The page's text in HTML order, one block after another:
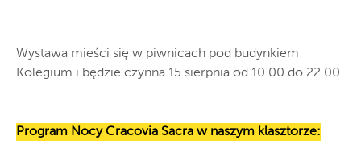
Wystawa mieści się w piwnicach pod budynkiem
Kolegium i będzie czynna 15 sierpnia od 10.00 do 22.00.
Program Nocy Cracovia Sacra w naszym klasztorze: